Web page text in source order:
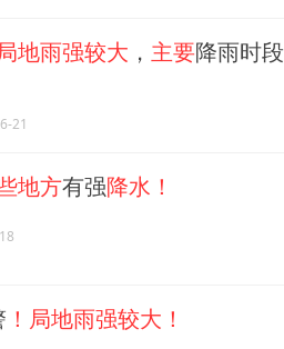
地雨强较大 ， 主要降雨时段
21
地方有强降水！
！局地雨强较大！